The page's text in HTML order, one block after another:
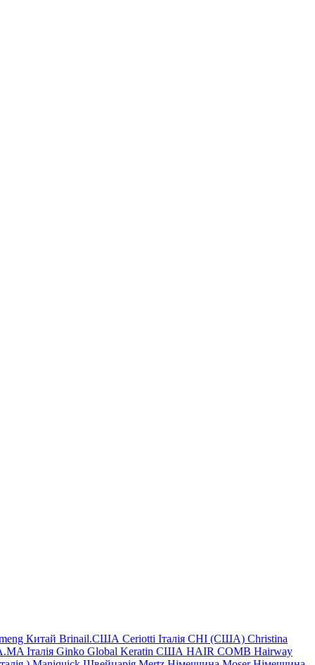
Китай Brinail.США Ceriotti Італія CHI (США) Christina
Італія Ginko Global Keratin США HAIR COMB Hairway